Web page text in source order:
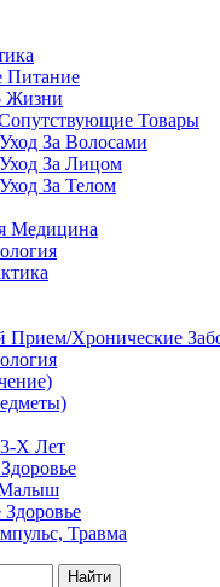
Питание
Жизни
Товары
За Волосами
За Лицом
За Телом
Медицина
Прием/Хронические
Х Лет
Травма
Найти